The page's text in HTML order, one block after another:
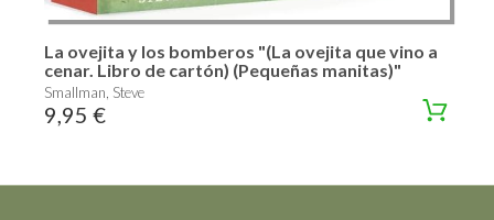
La ovejita y los bomberos "(La ovejita que vino a
cenar. Libro de cartón) (Pequeñas manitas)"
Smallman, Steve
9,95 €